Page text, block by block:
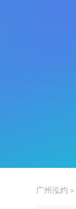
广州泓灼 >